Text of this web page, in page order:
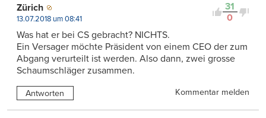
31
0
Zürich
13.07.2018 um 08:41
Was hat er bei CS gebracht? NICHTS.
Ein Versager möchte Präsident von einem CEO der zum
Abgang verurteilt ist werden. Also dann, zwei grosse
Schaumschläger zusammen.
Antworten Kommentar melden